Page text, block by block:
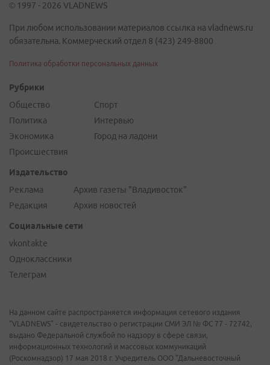
© 1997 - 2026 VLADNEWS
При любом использовании материалов ссылка на vladnews.ru
обязательна. Коммерческий отдел 8 (423) 249-8800
Политика обработки персональных данных
Рубрики
Общество
Политика
Экономика
Происшествия
Спорт
Интервью
Город на ладони
Издательство
Реклама
Редакция
Архив газеты "Владивосток"
Архив новостей
Социальные сети
vkontakte
Одноклассники
Телеграм
На данном сайте распространяется информация сетевого издания
"VLADNEWS" - свидетельство о регистрации СМИ ЭЛ № ФС 77 - 72742,
выдано Федеральной службой по надзору в сфере связи,
информационных технологий и массовых коммуникаций
(Роскомнадзор) 17 мая 2018 г. Учредитель ООО "Дальневосточный